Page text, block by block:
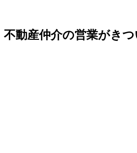
不動産仲介の営業がき